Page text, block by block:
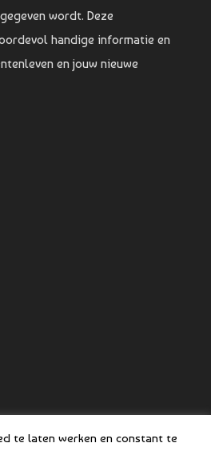
wordt. Deze
handige informatie en
en jouw nieuwe
te laten werken en constant te